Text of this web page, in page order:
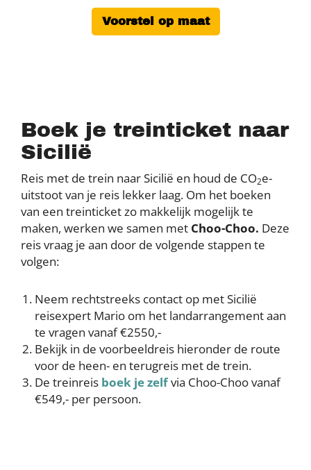
Voorstel op maat
Boek je treinticket naar
Sicilië
Reis met de trein naar Sicilië en houd de CO2e-
uitstoot van je reis lekker laag. Om het boeken
van een treinticket zo makkelijk mogelijk te
maken, werken we samen met Choo-Choo. Deze
reis vraag je aan door de volgende stappen te
volgen:
Neem rechtstreeks contact op met Sicilië
reisexpert Mario om het landarrangement aan
te vragen vanaf €2550,-
Bekijk in de voorbeeldreis hieronder de route
voor de heen- en terugreis met de trein.
De treinreis boek je zelfvia Choo-Choo vanaf
€549,- per persoon.